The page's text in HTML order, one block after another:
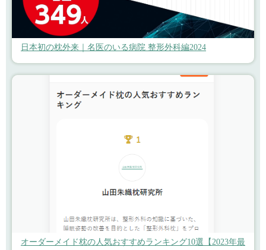
日本初の枕外来｜名医のいる病院 整形外科編2024
オーダーメイド枕の人気おすすめランキング10選【2023年最